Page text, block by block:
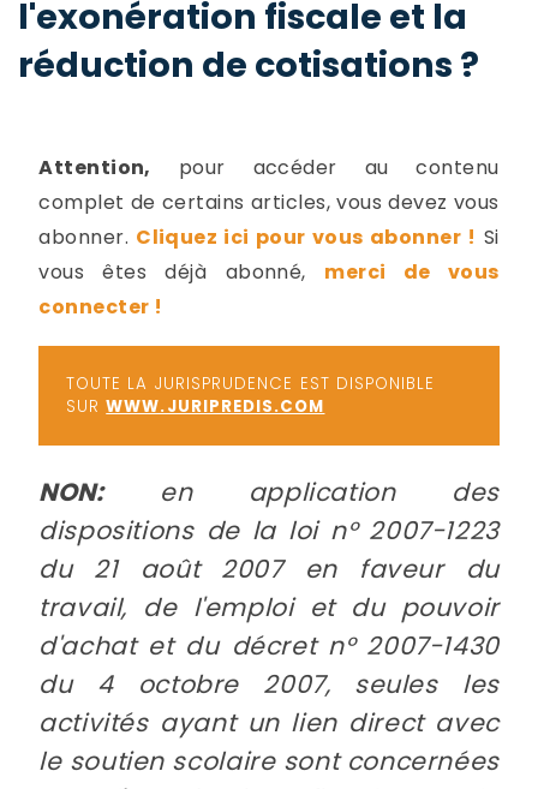
l'exonération fiscale et la
réduction de cotisations ?
Attention, pour accéder au contenu
complet de certains articles, vous devez vous
abonner. Cliquez ici pour vous abonner ! Si
vous êtes déjà abonné, merci de vous
connecter !
TOUTE LA JURISPRUDENCE EST DISPONIBLE
SURWWW.JURIPREDIS.COM
NON:en application des
dispositions de la loi n° 2007-1223
du 21 août 2007 en faveur du
travail, de l'emploi et du pouvoir
d'achat et du décret n° 2007-1430
du 4 octobre 2007,
seules les
activités ayant un lien direct avec
le soutien scolaire sont concernées